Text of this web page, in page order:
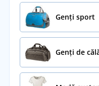
Genți sport
Genți de